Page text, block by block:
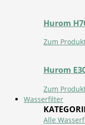
Hurom
Zum
Hurom
Zum
Wasserfilter
Alle